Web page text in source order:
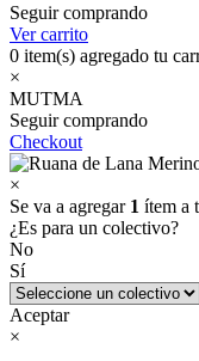
Seguir comprando
Ver carrito
0 item(s) agregado tu
×
MUTMA
Seguir comprando
Checkout
×
Se va a agregar 1 ítem a
¿Es para un colectivo?
No
Sí
Aceptar
×